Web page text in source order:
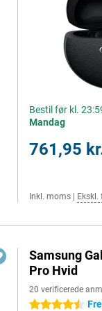
Bestil før kl.
Mandag
761,95
Inkl. moms
Samsung
Pro Hvid
20 verificerede
4.5 stjerner